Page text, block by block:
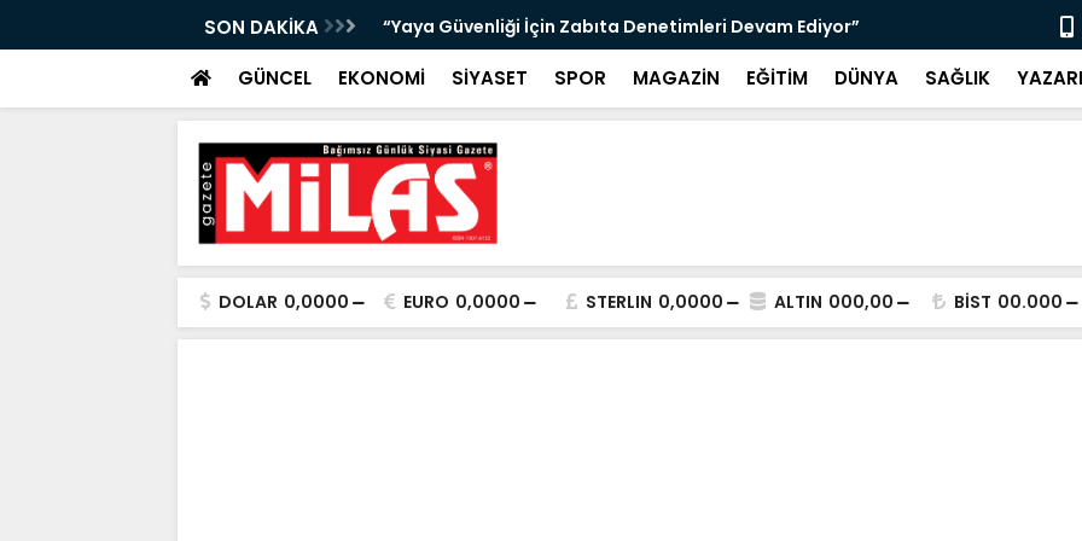
SON DAKİKA
Denetimleri Devam Ediyor” "Bir Sonraki Yangını Bugün Önleyebiliriz" Çağrısı Selahattin
GÜNCEL EKONOMİ SİYASET SPOR MAGAZİN EĞİTİM DÜNYA SAĞLIK
DOLAR 0,0000 EURO 0,0000 STERLIN 0,0000 ALTIN 000,00 BİST 00.000